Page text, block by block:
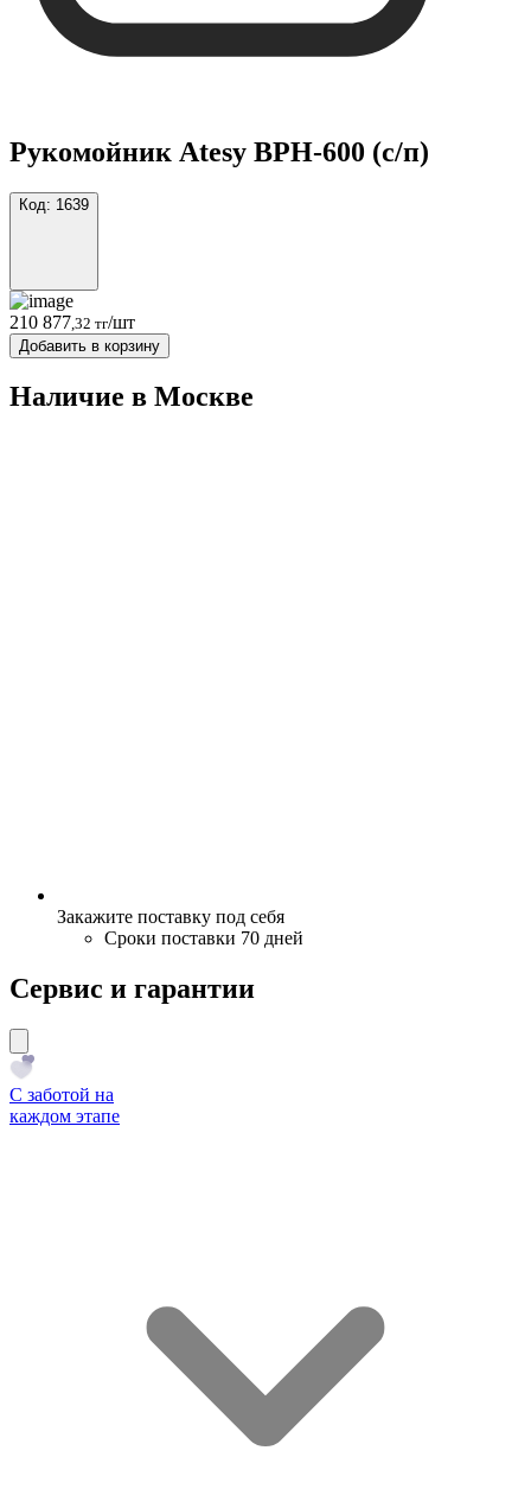
Рукомойник Atesy ВРН-600 (с/п)
Код: 1639
210 877 ,32 тг/шт
Добавить в корзину
Наличие в Москвe
Закажите поставку под себя
Сроки поставки 70 дней
Сервис и гарантии
С заботой на
каждом этапе